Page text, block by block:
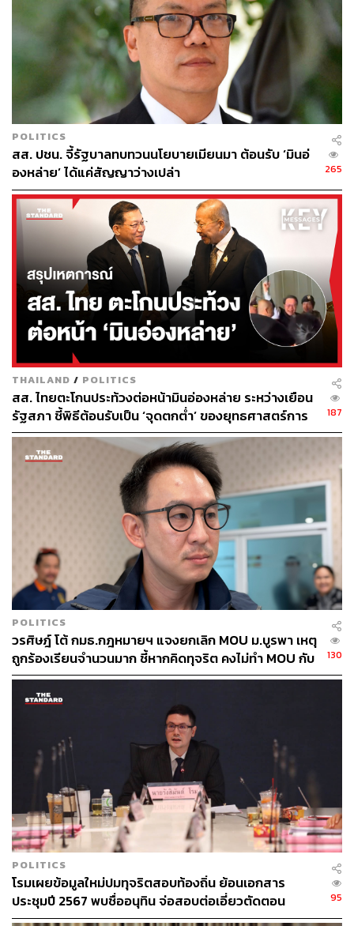
ในการเลือกตั้งครั้งนี้ อรรถสิทธิ์ สังเกตเห็นพฤติกรรมการ
ตัดสินใจของทั้งสายก้าวหน้าและสายอนุรักษ์นิยมที่คล้ายคลึง
กัน สำหรับสายก้าวหน้า แม้ฐานเสียงของชัชชาติจะทับซ้อน
กับ ชัยวัฒน์ สถาวรวิจิตร จากพรรคประชาชน แต่ผู้มีสิทธิ
เลือกตั้งกลับเทใจให้ชัชชาติด้วยเหตุผลเลือกเพราะชอบ และ
เชื่อมั่นในความสามารถส่วนบุคคล มากกว่าการโหวตตาม
ยุทธศาสตร์พรรค
ขณะที่ฝั่งอนุรักษ์นิยม การที่มัลลิกา บุญมีตระกูล ได้รับ
คะแนนความนิยมสูงกว่าอนุชา บูรพชัยศรี จากพรรค
ประชาธิปัตย์ ก็สะท้อนให้เห็นว่าผู้มีสิทธิเลือกตั้งพร้อมที่จะ
เลือกคนที่ตนเองพึงพอใจและเห็นว่าตอบโจทย์มากกว่าการ
ยึดติดกับชื่อพรรคเช่นเดียวกัน
“ในสนามผู้ว่าฯ กทม. ตัวบุคคลยังมีพลังสูงมาก พรรคมีความ
สำคัญ แต่ไม่ใช่ทุกอย่าง ผู้สมัครที่สร้างความเชื่อมั่นได้ ย่อม
มีโอกาสข้ามฐานการเมืองบางส่วนได้” อรรถสิทธิ์ ย้ำ
เมื่อมองไปยังสนามสมาชิกสภากรุงเทพมหานคร (ส.ก.)
ผลลัพธ์กลับสะท้อนธรรมชาติของการเมืองท้องถิ่นที่ฐานเสียง
จริง และเครือข่ายในพื้นที่ยังคงเป็นปัจจัยชี้ขาด การที่ผู้สมัคร
หน้าเดิมหลายคนได้รับการเลือกตั้ง หรือแม้แต่ผู้สมัคร ส.ก.
จากพรรคประชาชนที่คว้าที่นั่งมาได้จำนวนมาก ส่วนหนึ่ง
เป็นผลมาจากทุนทางการเมืองส่วนตัวและการดูแลพื้นที่อย่าง
ต่อเนื่อง
ปรากฏการณ์นี้ตอกย้ำว่า คนกรุงเทพฯ สามารถแยกแยะ
กระดานการเลือกตั้งสองระดับได้อย่างชัดเจน คือ การเลือกผู้
ว่าฯ ด้วยเหตุผลชุดหนึ่ง และเลือก ส.ก. ด้วยเหตุผลอีกชุดหนึ่ง
โดยที่คะแนนนิยมไม่ได้ถูกโอนถ่ายไปมาระหว่างกันโดย
อัตโนมัติ
สัญญาณเตือนถึง ‘พรรคประชาชน’ และ ‘พรรคประชาธิปัตย์’
ต่อคำถามที่ว่า ผลการเลือกตั้ง กทม. จะสะท้อนไปถึงสนาม
การเมืองระดับชาติหรือไม่ นักวิชาการจากธรรมศาสตร์มอง
ว่า ยังไม่สามารถประเมินได้โดยตรง เนื่องจากมีหลายพรรค
ใหญ่ที่ไม่ได้ส่งผู้สมัครลงสนามผู้ว่าฯ
อย่างไรก็ตาม สำหรับพรรคประชาชน ผลลัพธ์ในครั้งนี้ถือ
เป็นสัญญาณเตือนให้ต้องทบทวนยุทธศาสตร์การหาเสียงและ
ตัวผู้สมัครในสนามบริหารระดับท้องถิ่น แม้จะทำผลงานได้ดี
ในสภา ส.ก. ก็ตาม
ขณะที่พรรคประชาธิปัตย์ แม้จะระดมสรรพกำลังระดับแกน
นำ อาทิ อภิสิทธิ์ เวชชาชีวะ และ กรณ์ จาติกวณิช ลงพื้นที่
อย่างหนักเพื่อดึงความไว้วางใจกลับคืนมา แต่ผลคะแนนที่
ออกมาสะท้อนชัดเจนว่า พรรคเก่าแก่แห่งนี้ยังมีงานหนักรอ
อยู่อีกมาก เพื่อกู้คืนศรัทธาในยุคที่คนเมืองพร้อมแยก
พิจารณาทั้งตัวผู้สมัคร ภาพลักษณ์พรรค และความน่าเชื่อถือ
POLITICS
สส. ปชน. จี้รัฐบาลทบทวนนโยบายเมียนมา ต้อนรับ ‘มินอ่
องหล่าย’ ได้แค่สัญญาว่างเปล่า
265
THAILAND / POLITICS
สส. ไทยตะโกนประท้วงต่อหน้ามินอ่องหล่าย ระหว่างเยือน
รัฐสภา ชี้พิธีต้อนรับเป็น ‘จุดตกต่ำ’ ของยุทธศาสตร์การ
ทูตไทย
187
POLITICS
วรศิษฎ์ โต้ กมธ.กฎหมายฯ แจงยกเลิก MOU ม.บูรพา เหตุ
ถูกร้องเรียนจำนวนมาก ชี้หากคิดทุจริต คงไม่ทำ MOU กับ
5 หน่วยงาน
130
POLITICS
โรมเผยข้อมูลใหม่ปมทุจริตสอบท้องถิ่น ย้อนเอกสาร
ประชุมปี 2567 พบชื่ออนุทิน จ่อสอบต่อเอี่ยวตัดตอน
ม.บูรพา หรือไม่
95